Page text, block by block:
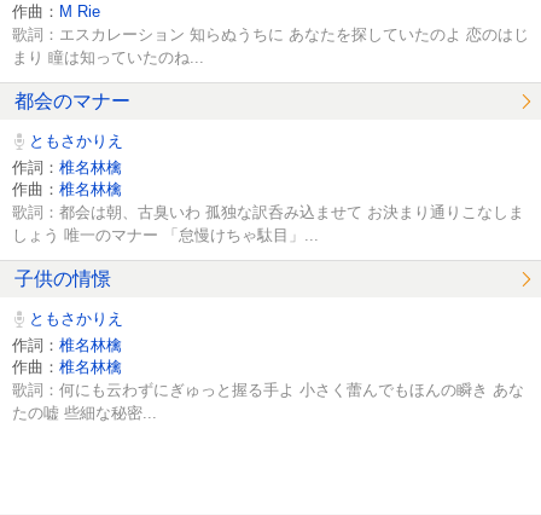
作曲： M Rie
歌詞：エスカレーション 知らぬうちに あなたを探していたのよ 恋のはじ
まり 瞳は知っていたのね...
都会のマナー
ともさかりえ
作詞： 椎名林檎
作曲： 椎名林檎
歌詞：都会は朝、古臭いわ 孤独な訳呑み込ませて お決まり通りこなしま
しょう 唯一のマナー 「怠慢けちゃ駄目」...
子供の情憬
ともさかりえ
作詞： 椎名林檎
作曲： 椎名林檎
歌詞：何にも云わずにぎゅっと握る手よ 小さく蕾んでもほんの瞬き あな
たの嘘 些細な秘密...